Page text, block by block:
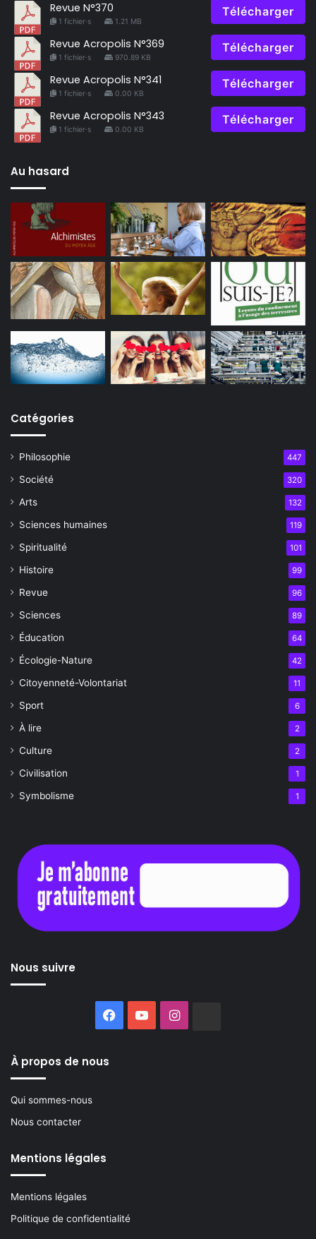
Revue N°370
1 fichier·s 1.21 MB
Télécharger
Revue Acropolis N°369
1 fichier·s 970.89 KB
Télécharger
Revue Acropolis N°341
1 fichier·s 0.00 KB
Télécharger
Revue Acropolis N°343
1 fichier·s 0.00 KB
Télécharger
Au hasard
Catégories
Philosophie 447
Société 320
Arts 132
Sciences humaines 119
Spiritualité 101
Histoire 99
Revue 96
Sciences 89
Éducation 64
Écologie-Nature 42
Citoyenneté-Volontariat 11
Sport 6
À lire 2
Culture 2
Civilisation 1
Symbolisme 1
Nous suivre
Facebook
YouTubeInstagram
À propos de nous
Qui sommes-nous
Nous contacter
Mentions légales
Mentions légales
Politique de confidentialité